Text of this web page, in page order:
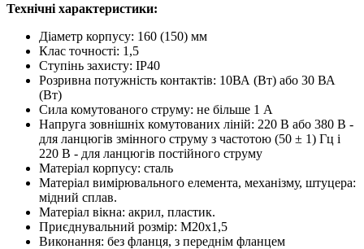
Технічні характеристики:
Діаметр корпусу: 160 (150) мм
Клас точності: 1,5
Ступінь захисту: ІР40
Розривна потужність контактів: 10ВА (Вт) або 30 ВА
(Вт)
Сила комутованого струму: не більше 1 А
Напруга зовнішніх комутованих ліній: 220 В або 380 В -
для ланцюгів змінного струму з частотою (50 ± 1) Гц і
220 В - для ланцюгів постійного струму
Матеріал корпусу: сталь
Матеріал вимірювального елемента, механізму, штуцера:
мідний сплав.
Матеріал вікна: акрил, пластик.
Приєднувальний розмір: М20х1,5
Виконання: без фланця, з переднім фланцем